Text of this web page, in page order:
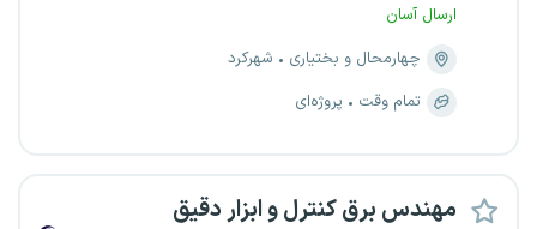
ارسال آسان
چهارمحال و بختیاری
شهرکرد
تمام وقت
پروژه‌ای
مهندس برق کنترل و ابزار دقیق